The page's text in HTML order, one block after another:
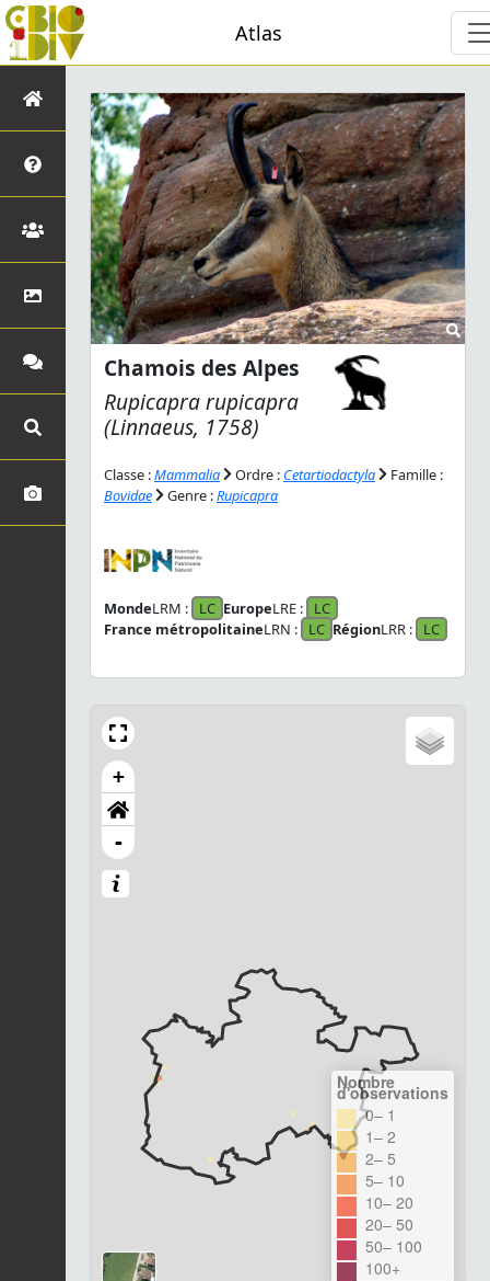
Atlas
Chamois des Alpes
Rupicapra rupicapra
(Linnaeus, 1758)
Classe :Mammalia Ordre : Cetartiodactyla
Famille :
Bovidae
Genre :Rupicapra
MondeLRM : LC EuropeLRE :
LC
France métropolitaineLRN : LC RégionLRR : LC
+
-
Nombre
d'observations
0– 1
1– 2
2– 5
5– 10
10– 20
20– 50
50– 100
100+